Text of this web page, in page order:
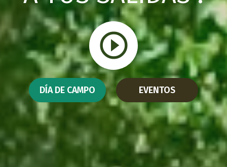
DÍA DE CAMPO EVENTOS